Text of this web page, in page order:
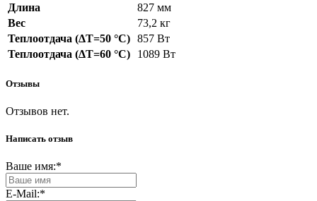
Длина
827 мм
Вес
73,2 кг
Теплоотдача (ΔT=50 °C) 857 Вт
Теплоотдача (ΔT=60 °C)
1089 Вт
Отзывы
Отзывов нет.
Написать отзыв
Ваше имя:*
E-Mail:*